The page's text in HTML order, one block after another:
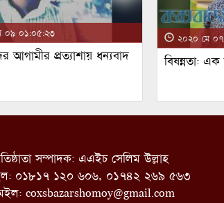
০৯ ০১:০৫:২৩
আগামীর প্রত্যাশায় ধন্যবাদ
২০২০ মে
বিষন্নতা:
সম্পাদক: এএইচ সেলিম উল্লাহ
০১৮১৭ ১২০ ৬০৬, ০১৭৪২ ২৬৯ ৫৬৩
coxsbazarshomoy@gmail.com